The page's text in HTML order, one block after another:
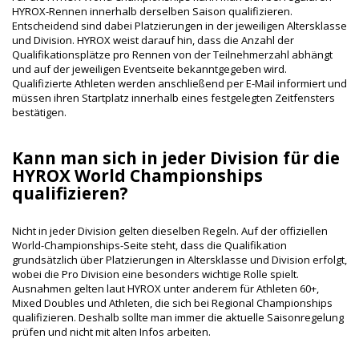
HYROX-Rennen innerhalb derselben Saison qualifizieren.
Entscheidend sind dabei Platzierungen in der jeweiligen Altersklasse
und Division. HYROX weist darauf hin, dass die Anzahl der
Qualifikationsplätze pro Rennen von der Teilnehmerzahl abhängt
und auf der jeweiligen Eventseite bekanntgegeben wird.
Qualifizierte Athleten werden anschließend per E-Mail informiert und
müssen ihren Startplatz innerhalb eines festgelegten Zeitfensters
bestätigen.
Kann man sich in jeder Division für die
HYROX World Championships
qualifizieren?
Nicht in jeder Division gelten dieselben Regeln. Auf der offiziellen
World-Championships-Seite steht, dass die Qualifikation
grundsätzlich über Platzierungen in Altersklasse und Division erfolgt,
wobei die Pro Division eine besonders wichtige Rolle spielt.
Ausnahmen gelten laut HYROX unter anderem für Athleten 60+,
Mixed Doubles und Athleten, die sich bei Regional Championships
qualifizieren. Deshalb sollte man immer die aktuelle Saisonregelung
prüfen und nicht mit alten Infos arbeiten.